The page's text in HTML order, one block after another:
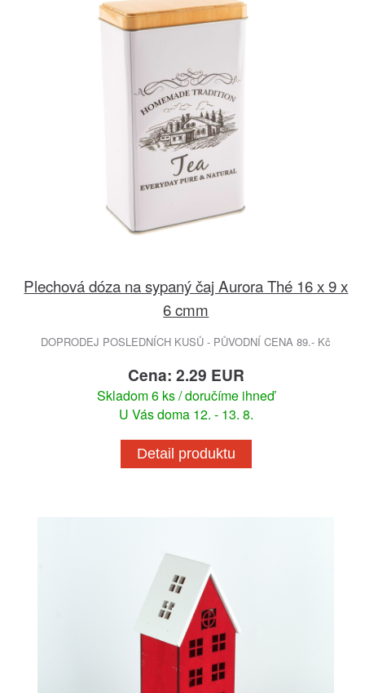
Plechová dóza na sypaný čaj Aurora Thé 16 x 9 x
6 cmm
DOPRODEJ POSLEDNÍCH KUSŮ - PŮVODNÍ CENA 89.- Kč
Cena: 2.29 EUR
Skladom 6 ks / doručíme ihneď
U Vás doma 12. - 13. 8.
Detail produktu